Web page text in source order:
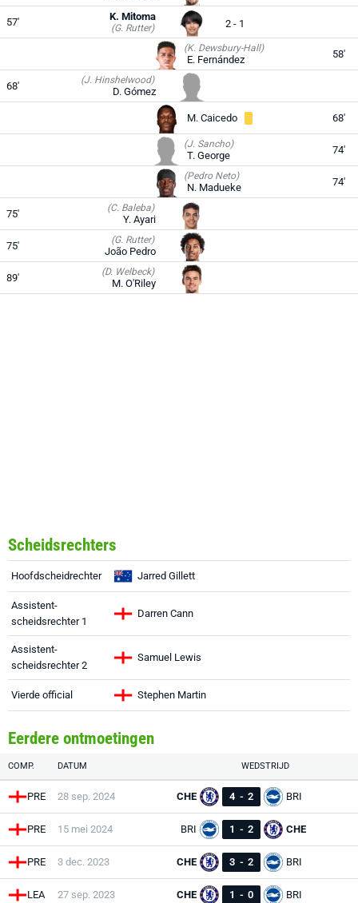
57' (G. Rutter)
K. Mitoma
2 - 1
(K. Dewsbury-Hall)
E. Fernández 58'
68' (J. Hinshelwood)
D. Gómez
M. Caicedo 68'
(J. Sancho)
T. George 74'
(Pedro Neto)
N. Madueke 74'
75' (C. Baleba)
Y. Ayari
75' (G. Rutter)
João Pedro
89' (D. Welbeck)
M. O'Riley
Scheidsrechters
Hoofdscheidrechter Jarred Gillett
Assistent-
scheidsrechter 1
Darren Cann
Assistent-
scheidsrechter 2
Samuel Lewis
Vierde official Stephen Martin
Eerdere ontmoetingen
COMP. DATUM WEDSTRIJD
PRE 28 sep. 2024 CHE 4 - 2 BRI
PRE 15 mei 2024 BRI 1 - 2 CHE
PRE 3 dec. 2023 CHE 3 - 2 BRI
LEA 27 sep. 2023 CHE 1 - 0 BRI